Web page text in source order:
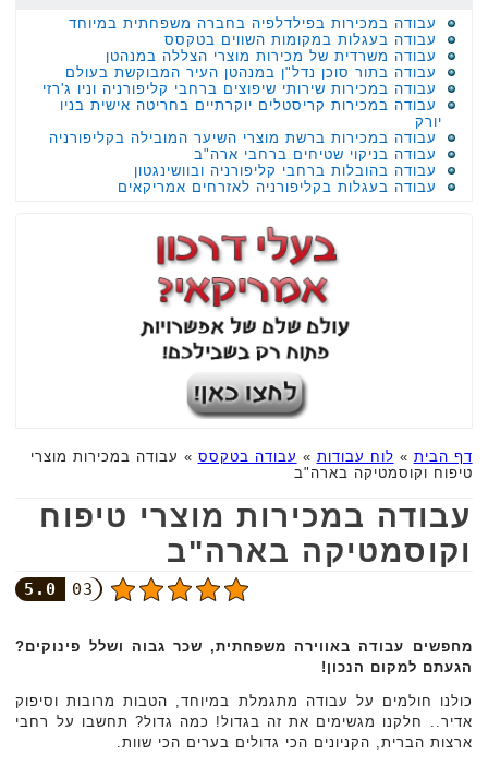
עבודה במכירות בפילדלפיה בחברה משפחתית במיוחד
עבודה בעגלות במקומות השווים בטקסס
עבודה משרדית של מכירות מוצרי הצללה במנהטן
עבודה בתור סוכן נדל"ן במנהטן העיר המבוקשת בעולם
עבודה במכירות שירותי שיפוצים ברחבי קליפורניה וניו ג'רזי
עבודה במכירות קריסטלים יוקרתיים בחריטה אישית בניו
יורק
עבודה במכירות ברשת מוצרי השיער המובילה בקליפורניה
עבודה בניקוי שטיחים ברחבי ארה"ב
עבודה בהובלות ברחבי קליפורניה ובוושינגטון
עבודה בעגלות בקליפורניה לאזרחים אמריקאים
דף הבית » לוח עבודות » עבודה בטקסס » עבודה במכירות מוצרי
טיפוח וקוסמטיקה בארה"ב
עבודה במכירות מוצרי טיפוח
וקוסמטיקה בארה"ב
5.0 03
מחפשים עבודה באווירה משפחתית, שכר גבוה ושלל פינוקים?
הגעתם למקום הנכון!
כולנו חולמים על עבודה מתגמלת במיוחד, הטבות מרובות וסיפוק
אדיר.. חלקנו מגשימים את זה בגדול! כמה גדול? תחשבו על רחבי
ארצות הברית, הקניונים הכי גדולים בערים הכי שוות.